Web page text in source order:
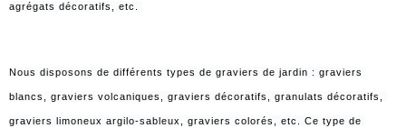
agrégats décoratifs, etc.
Nous disposons de différents types de graviers de jardin : graviers
blancs, graviers volcaniques, graviers décoratifs, granulats décoratifs,
graviers limoneux argilo-sableux, graviers colorés, etc. Ce type de